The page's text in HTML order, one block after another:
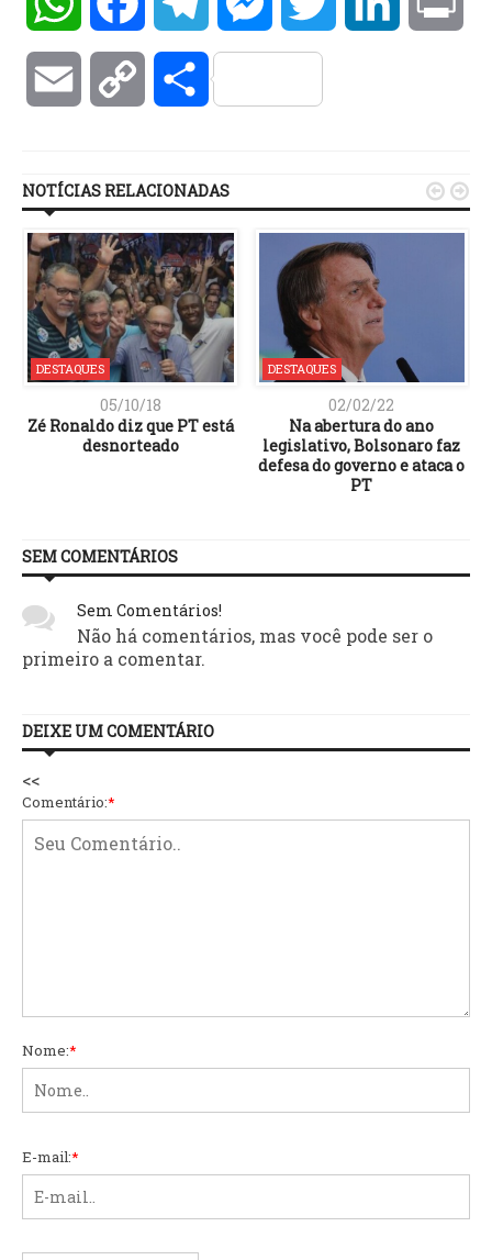
Email Copy Compartilhar
NOTÍCIAS RELACIONADAS
DESTAQUES
05/10/18
Zé Ronaldo diz que PT está
desnorteado
DESTAQUES
02/02/22
Na abertura do ano
legislativo, Bolsonaro faz
defesa do governo e ataca o
PT
 
SEM COMENTÁRIOS
Sem Comentários!
Não há comentários, mas você pode ser o
primeiro a comentar.
DEIXE UM COMENTÁRIO
<<
Comentário:*
Nome:*
E-mail:*